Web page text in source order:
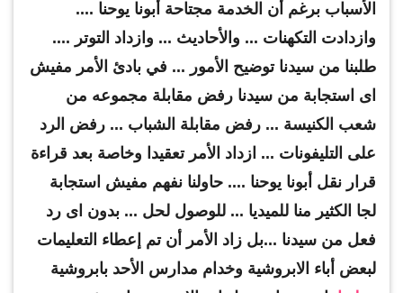
الأسباب برغم أن الخدمة مجتاحة أبونا يوحنا ....
وازدادت التكهنات ... والأحاديث ... وازداد التوتر ....
طلبنا من سيدنا توضيح الأمور ... في بادئ الأمر مفيش
اى استجابة من سيدنا رفض مقابلة مجموعه من
شعب الكنيسة ... رفض مقابلة الشباب ... رفض الرد
على التليفونات ... ازداد الأمر تعقيدا وخاصة بعد قراءة
قرار نقل أبونا يوحنا .... حاولنا نفهم مفيش استجابة
لجا الكثير منا للميديا ... للوصول لحل ... بدون اى رد
فعل من سيدنا ...بل زاد الأمر أن تم إعطاء التعليمات
لبعض أباء الابروشية وخدام مدارس الأحد بابروشية